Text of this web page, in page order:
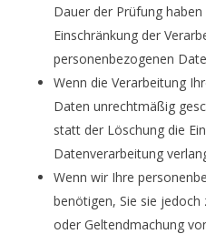
Dauer der Prüfung haben
Einschränkung der
personenbezogenen
Wenn die Verarbeitung
Daten unrechtmäßig
statt der Löschung die
Datenverarbeitung
Wenn wir Ihre
benötigen, Sie sie jedoch
oder Geltendmachung